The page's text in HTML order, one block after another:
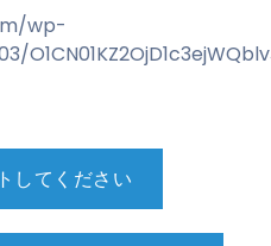
wp-
してください